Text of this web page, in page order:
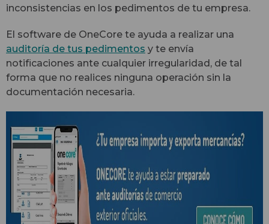
inconsistencias en los pedimentos de tu empresa.
El software de OneCore te ayuda a realizar una
auditoría de tus pedimentos y te envía
notificaciones ante cualquier irregularidad, de tal
forma que no realices ninguna operación sin la
documentación necesaria.